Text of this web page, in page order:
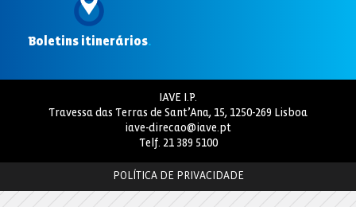
Boletins itinerários.
IAVE I.P.
Travessa das Terras de Sant’Ana, 15, 1250-269 Lisboa
iave-direcao@iave.pt
Telf. 21 389 5100
POLÍTICA DE PRIVACIDADE